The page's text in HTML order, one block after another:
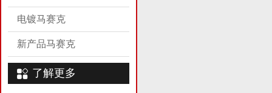
电镀马赛克
新产品马赛克
了解更多